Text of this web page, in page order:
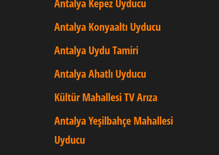
Antalya Kepez Uyducu
Antalya Konyaaltı Uyducu
Antalya Uydu Tamiri
Antalya Ahatlı Uyducu
Kültür Mahallesi TV Arıza
Antalya Yeşilbahçe Mahallesi
Uyducu